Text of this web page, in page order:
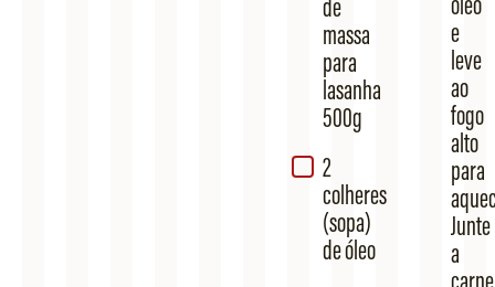
de
massa
para
lasanha
500g
2
colheres
(sopa)
de óleo
e
leve
ao
fogo
alto
para
Junte
a